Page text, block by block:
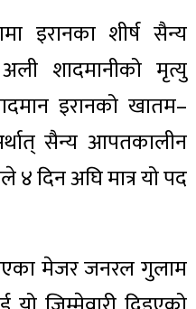
इरानका शीर्ष सैन्य
शादमानीको मृत्यु
इरानको खातम–
सैन्य आपतकालीन
दिन अघि मात्र यो पद
मेजर जनरल गुलाम